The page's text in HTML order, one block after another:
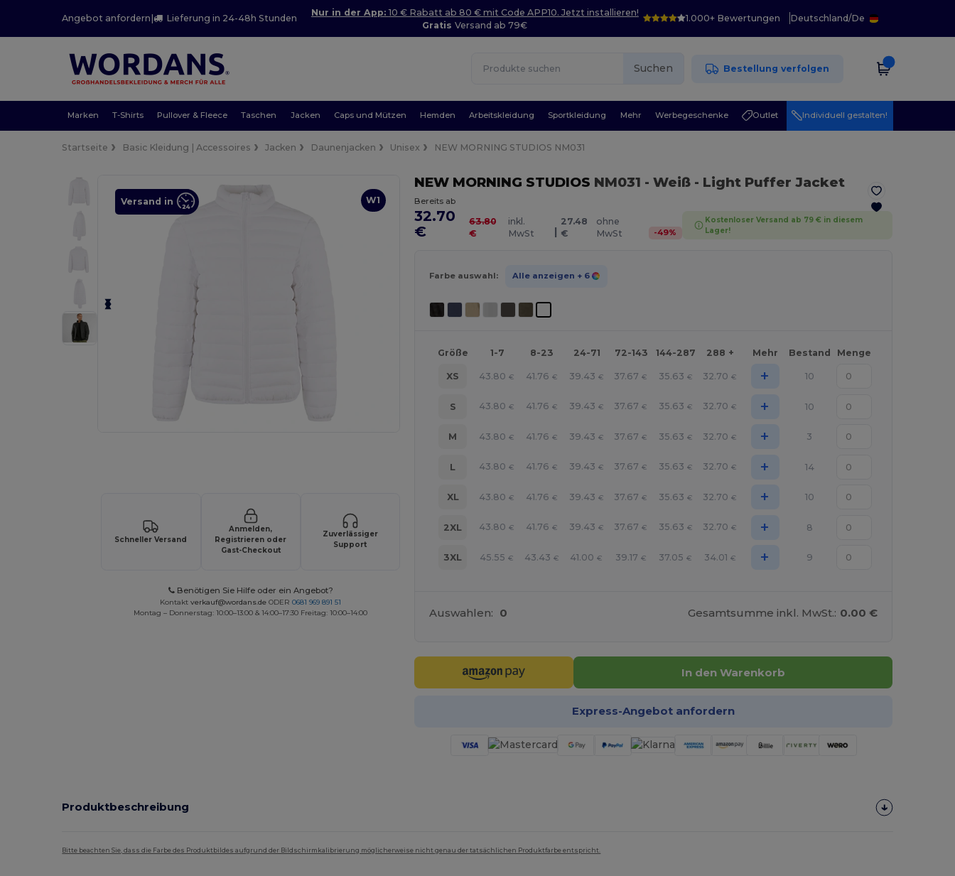
Angebot anfordern | Lieferung in 24-48h Stunden
Nur in der App: 10 € Rabatt ab 80 € mit Code APP10. Jetzt installieren!
GratisVersand ab 79€
1.000+ Bewertungen Deutschland/De
Suchen Bestellung verfolgen
Marken T-Shirts Pullover & Fleece Taschen Jacken Caps und Mützen Hemden Arbeitskleidung Sportkleidung Mehr Werbegeschenke Outlet Individuell gestalten!
Startseite Basic Kleidung | Accessoires Jacken Daunenjacken Unisex NEW MORNING STUDIOS NM031
W1
Versand in
Schneller Versand
Anmelden,
Registrieren oder
Gast-Checkout
Zuverlässiger
Support
Benötigen Sie Hilfe oder ein Angebot?
Kontaktverkauf@wordans.de ODER0681 969 891 51
Montag – Donnerstag: 10:00–13:00 & 14:00–17:30 Freitag: 10:00–14:00
NEW MORNING STUDIOS NM031 - Weiß- Light Puffer Jacket
Bereits ab
32.70
€
63.80
€
inkl.
MwSt
|
27.48
€
ohne
MwSt
-49%
Kostenloser Versand ab 79 € in diesem
Lager!
Farbe auswahl: Alle anzeigen + 6
Größe 1-7 8-23 24-71 72-143 144-287 288 + Mehr Bestand Menge
XS 43.80 € 41.76 € 39.43 € 37.67 € 35.63 € 32.70 € + 10
S 43.80 € 41.76 € 39.43 € 37.67 € 35.63 € 32.70 € + 10
M 43.80 € 41.76 € 39.43 € 37.67 € 35.63 € 32.70 € + 3
L 43.80 € 41.76 € 39.43 € 37.67 € 35.63 € 32.70 € + 14
XL 43.80 € 41.76 € 39.43 € 37.67 € 35.63 € 32.70 € + 10
2XL 43.80 € 41.76 € 39.43 € 37.67 € 35.63 € 32.70 € + 8
3XL 45.55 € 43.43 € 41.00 € 39.17 € 37.05 € 34.01 € + 9
Auswahlen: 0 Gesamtsumme inkl. MwSt.: 0.00 €
In den Warenkorb
Express-Angebot anfordern
Produktbeschreibung
Bitte beachten Sie, dass die Farbe des Produktbildes aufgrund der Bildschirmkalibrierung möglicherweise nicht genau der tatsächlichen Produktfarbe entspricht.